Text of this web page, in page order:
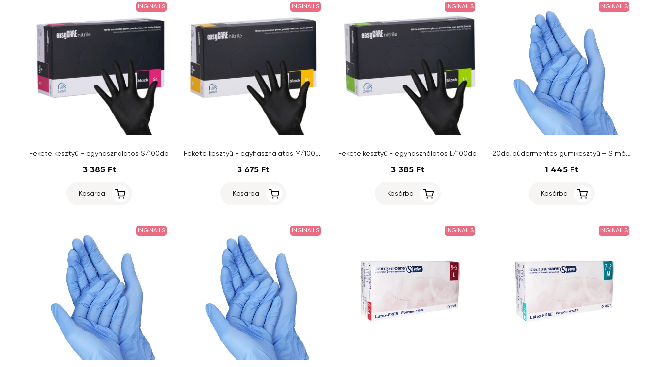
INGINAILS
Fekete kesztyű - egyhasználatos S/100db
3 385 Ft
Kosárba
INGINAILS
Fekete kesztyű - egyhasználatos M/100db
3 675 Ft
Kosárba
INGINAILS
Fekete kesztyű - egyhasználatos L/100db
3 385 Ft
Kosárba
INGINAILS
20db, púdermentes gumikesztyű – S méret
1 445 Ft
Kosárba
INGINAILS INGINAILS INGINAILS INGINAILS